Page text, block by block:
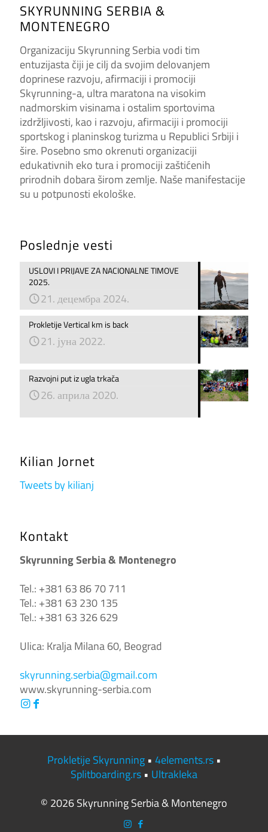
SKYRUNNING SERBIA &
MONTENEGRO
Organizaciju Skyrunning Serbia vodi tim
entuzijasta čiji je cilj da svojim delovanjem
doprinese razvoju, afirmaciji i promociji
Skyrunning-a, ultra maratona na visokim
nadmorskim visinama i ostalim sportovima
izdržljivosti, kao i razvoju, afirmaciji i promociji
sportskog i planinskog turizma u Republici Srbiji i
šire. Posebno smo okrenuti organizaciji
edukativnih eko tura i promociji zaštićenih
prirodnih dobara širom zemlje. Naše manifestacije
su u potpunosti ekološke.
Poslednje vesti
USLOVI I PRIJAVE ZA NACIONALNE TIMOVE
2025.
21. децембра 2024.
Prokletije Vertical km is back
21. јуна 2022.
Razvojni put iz ugla trkača
26. априла 2020.
Kilian Jornet
Tweets by kilianj
Kontakt
Skyrunning Serbia & Montenegro
Tel.: +381 63 86 70 711
Tel.: +381 63 230 135
Tel.: +381 63 326 629
Ulica: Kralja Milana 60, Beograd
skyrunning.serbia@gmail.com
www.skyrunning-serbia.com
Prokletije Skyrunning• 4elements.rs•
Splitboarding.rs • Ultrakleka
© 2026Skyrunning Serbia & Montenegro